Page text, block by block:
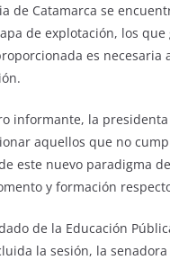
de Catamarca se
de explotación, los
es necesaria
informante, la
aquellos que no
este nuevo paradigma
y formación
de la Educación
la sesión, la